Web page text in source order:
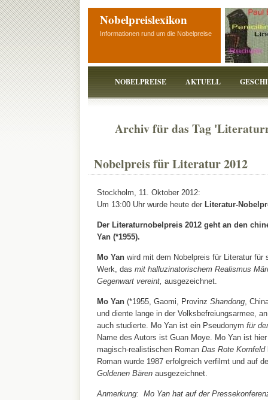
Nobelpreislexikon
Informationen rund um die Nobelpreise
NOBELPREISE AKTUELL
Archiv für das Tag
Nobelpreis für Literatur 2012
Stockholm, 11. Oktober 2012:
Um 13:00 Uhr wurde heute der Literatur-
Der Literaturnobelpreis 2012 geht an den
Yan (*1955).
Mo Yanwird mit dem Nobelpreis für Literatur für
Werk, das mit halluzinatorischem Realismus
Gegenwart vereint, ausgezeichnet.
Mo Yan(*1955, Gaomi, Provinz Shandong,
und diente lange in der Volksbefreiungsarmee,
auch studierte. Mo Yan ist ein Pseudonym für
Name des Autors ist Guan Moye. Mo Yan ist
magisch-realistischen Roman Das Rote Kornfeld
Roman wurde 1987 erfolgreich verfilmt und auf
Goldenen Bärenausgezeichnet.
Anmerkung: Mo Yan hat auf der